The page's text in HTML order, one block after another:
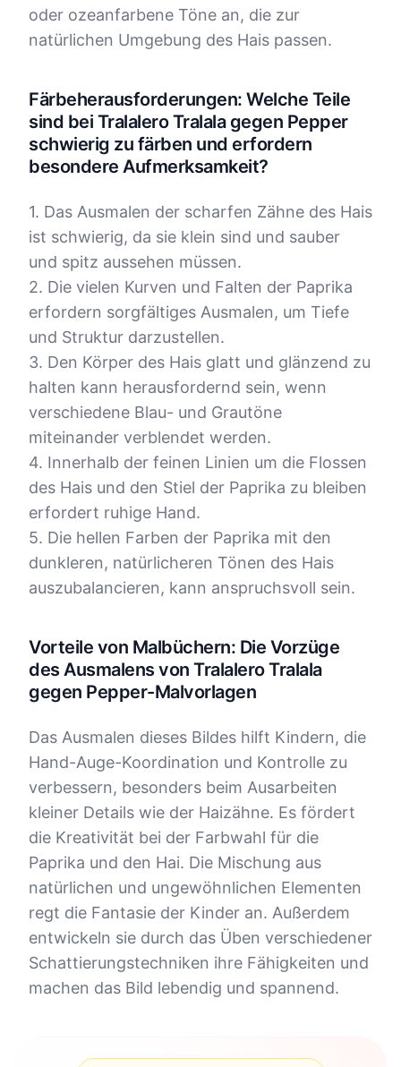
oder ozeanfarbene Töne an, die zur
natürlichen Umgebung des Hais passen.
Färbeherausforderungen: Welche Teile
sind bei Tralalero Tralala gegen Pepper
schwierig zu färben und erfordern
besondere Aufmerksamkeit?
1. Das Ausmalen der scharfen Zähne des Hais
ist schwierig, da sie klein sind und sauber
und spitz aussehen müssen.
2. Die vielen Kurven und Falten der Paprika
erfordern sorgfältiges Ausmalen, um Tiefe
und Struktur darzustellen.
3. Den Körper des Hais glatt und glänzend zu
halten kann herausfordernd sein, wenn
verschiedene Blau- und Grautöne
miteinander verblendet werden.
4. Innerhalb der feinen Linien um die Flossen
des Hais und den Stiel der Paprika zu bleiben
erfordert ruhige Hand.
5. Die hellen Farben der Paprika mit den
dunkleren, natürlicheren Tönen des Hais
auszubalancieren, kann anspruchsvoll sein.
Vorteile von Malbüchern: Die Vorzüge
des Ausmalens von Tralalero Tralala
gegen Pepper-Malvorlagen
Das Ausmalen dieses Bildes hilft Kindern, die
Hand-Auge-Koordination und Kontrolle zu
verbessern, besonders beim Ausarbeiten
kleiner Details wie der Haizähne. Es fördert
die Kreativität bei der Farbwahl für die
Paprika und den Hai. Die Mischung aus
natürlichen und ungewöhnlichen Elementen
regt die Fantasie der Kinder an. Außerdem
entwickeln sie durch das Üben verschiedener
Schattierungstechniken ihre Fähigkeiten und
machen das Bild lebendig und spannend.